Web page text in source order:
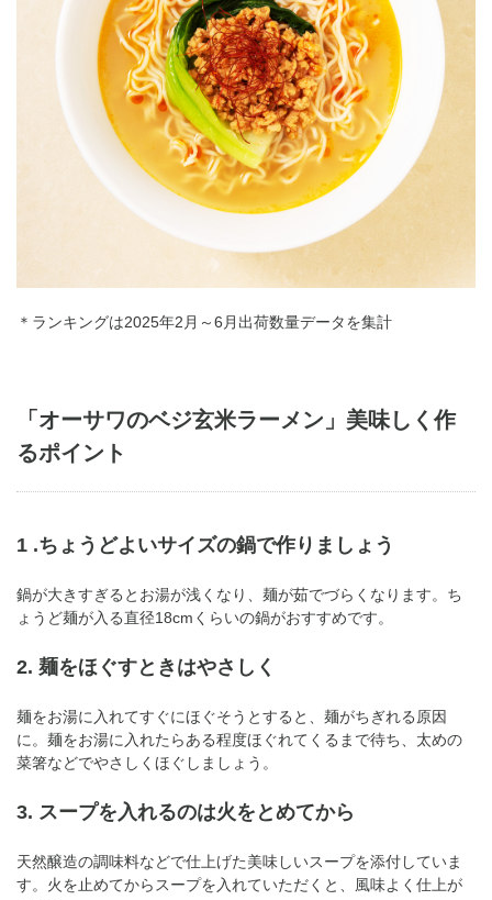
＊ランキングは2025年2月～6月出荷数量データを集計
「オーサワのベジ玄米ラーメン」美味しく作
るポイント
1 .ちょうどよいサイズの鍋で作りましょう
鍋が大きすぎるとお湯が浅くなり、麺が茹でづらくなります。ち
ょうど麺が入る直径18cmくらいの鍋がおすすめです。
2. 麺をほぐすときはやさしく
麺をお湯に入れてすぐにほぐそうとすると、麺がちぎれる原因
に。麺をお湯に入れたらある程度ほぐれてくるまで待ち、太めの
菜箸などでやさしくほぐしましょう。
3. スープを入れるのは火をとめてから
天然醸造の調味料などで仕上げた美味しいスープを添付していま
す。火を止めてからスープを入れていただくと、風味よく仕上が